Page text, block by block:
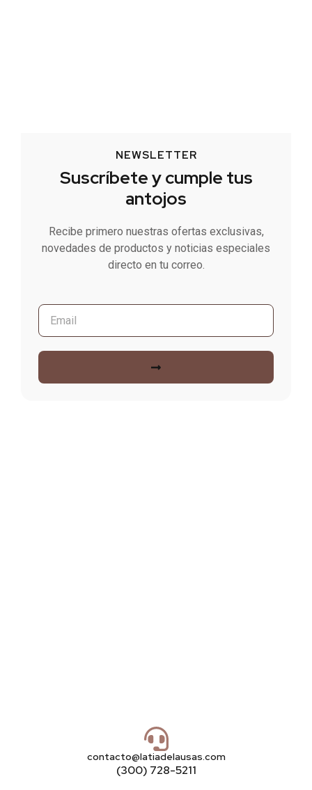
NEWSLETTER
Suscríbete y cumple tus
antojos
Recibe primero nuestras ofertas exclusivas,
novedades de productos y noticias especiales
directo en tu correo.
contacto@latiadelausas.com
(300) 728-5211